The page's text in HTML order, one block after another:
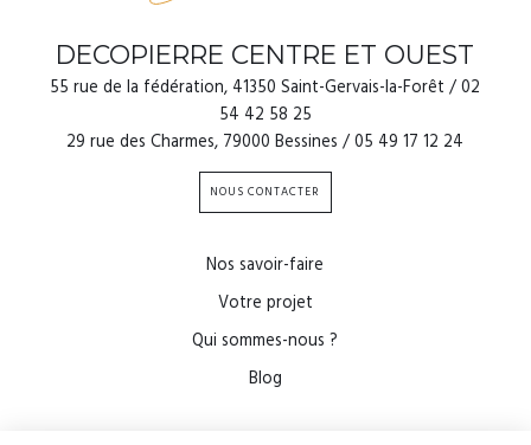
DECOPIERRE CENTRE ET OUEST
55 rue de la fédération, 41350 Saint-Gervais-la-Forêt / 02
54 42 58 25
29 rue des Charmes, 79000 Bessines / 05 49 17 12 24
NOUS CONTACTER
Nos savoir-faire
Votre projet
Qui sommes-nous ?
Blog